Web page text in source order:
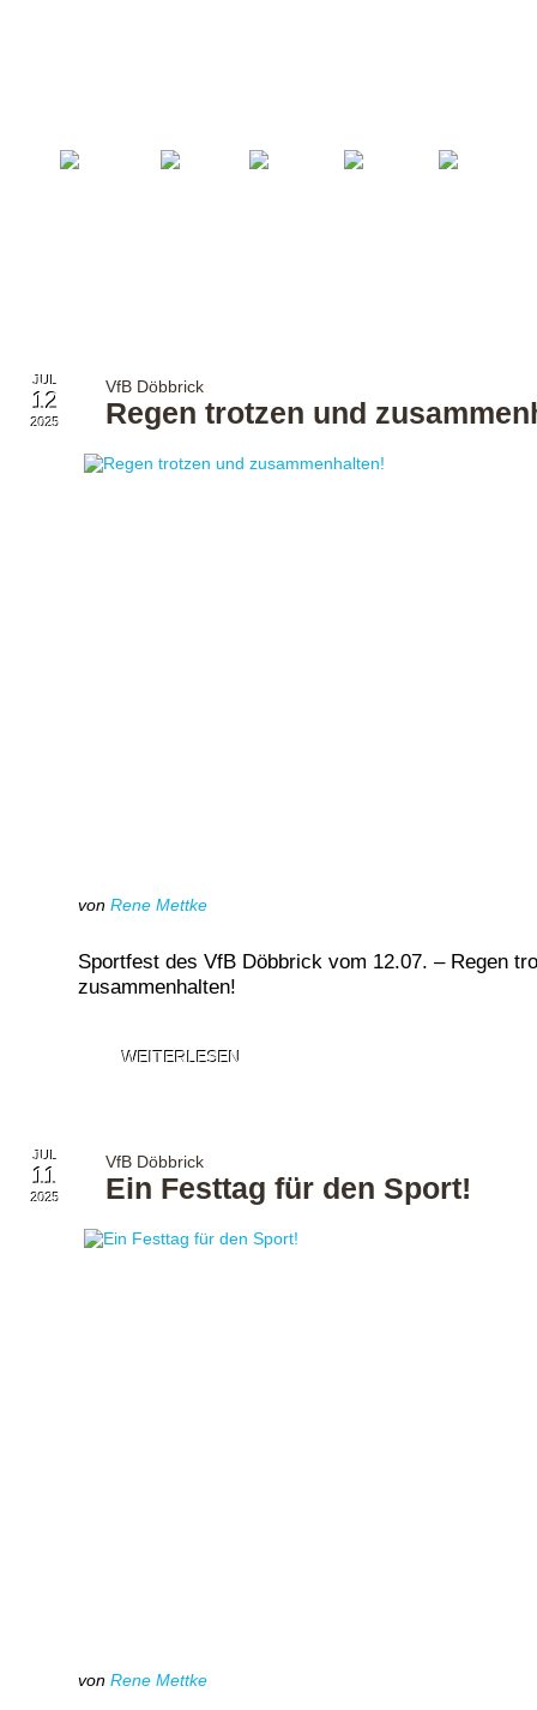
JUL
12
2025
VfB Döbbrick
Regen trotzen und
von Rene Mettke
Sportfest des VfB Döbbrick vom 12.07. – Regen
zusammenhalten!
WEITERLESEN
JUL
11
2025
VfB Döbbrick
Ein Festtag für den Sport!
von Rene Mettke